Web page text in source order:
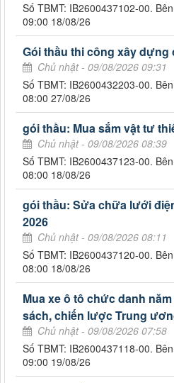
Số TBMT: IB2600437102-00.
09:00 18/08/26
Gói thầu thi công xây dựng
Chủ nhật - 09/08/2026 09:31
Số TBMT: IB2600432203-00.
08:00 27/08/26
gói thầu: Mua sắm vật tư
Chủ nhật - 09/08/2026 08:39
Số TBMT: IB2600437123-00.
08:00 18/08/26
gói thầu: Sửa chữa lưới
2026
Chủ nhật - 09/08/2026 08:11
Số TBMT: IB2600437120-00.
08:00 18/08/26
Mua xe ô tô chức danh
sách, chiến lược Trung
Chủ nhật - 09/08/2026 07:58
Số TBMT: IB2600437118-00.
09:00 19/08/26